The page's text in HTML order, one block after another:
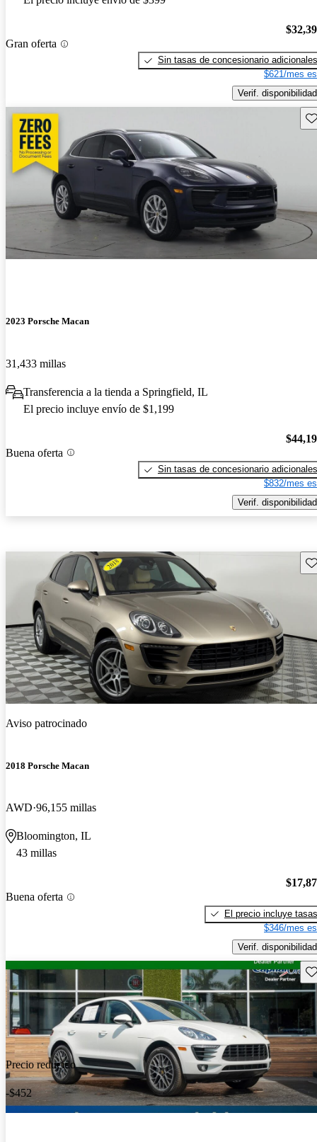
Gran oferta
Sin tasas de concesionario adicionales
$621/mes
Verif. disponibilidad
2023 Porsche Macan
31,433 millas
Transferencia a la tienda a Springfield, IL
El precio incluye envío de $1,199
Buena oferta
Sin tasas de concesionario adicionales
$832/mes
Verif. disponibilidad
Aviso patrocinado
2018 Porsche Macan
AWD 96,155 millas
Bloomington, IL
43 millas
Buena oferta
El precio incluye tasas
$346/mes
Verif. disponibilidad
Precio reducido
-$452